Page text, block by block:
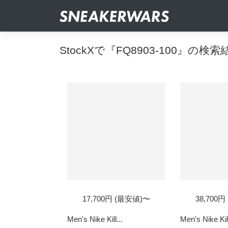
StockXで『FQ8903-100』の検索
17,700円 (最安値)〜
Men's Nike Kill...
38,700円
Men's Nike